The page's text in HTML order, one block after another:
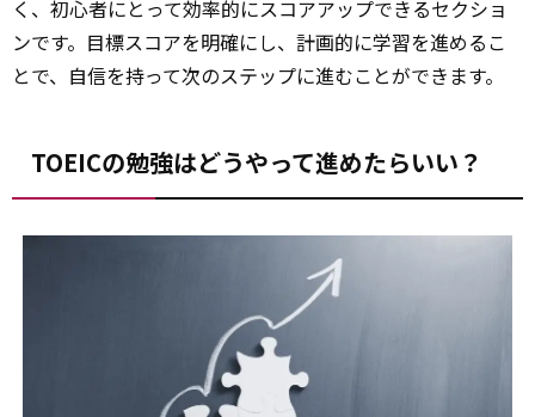
く、初心者にとって効率的にスコアアップできるセクショ
ンです。目標スコアを明確にし、計画的に学習を進めるこ
とで、自信を持って次のステップに進むことができます。
TOEICの勉強はどうやって進めたらいい？